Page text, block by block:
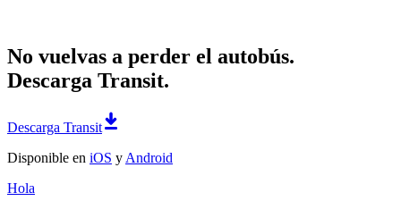
No vuelvas a perder el autobús.
Descarga Transit.
Descarga Transit
Disponible en iOS y Android
Hola